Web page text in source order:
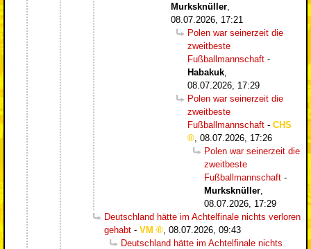
Murksknüller
08.07.2026, 17:21
Polen war seinerzeit die
zweitbeste
Fußballmannschaft -
Habakuk
08.07.2026, 17:29
Polen war seinerzeit die
zweitbeste
Fußballmannschaft - CHS
08.07.2026, 17:26
Polen war seinerzeit die
zweitbeste
Fußballmannschaft -
Murksknüller
08.07.2026, 17:29
Deutschland hätte im Achtelfinale nichts verloren
gehabt - VM
08.07.2026, 09:43
Deutschland hätte im Achtelfinale nichts